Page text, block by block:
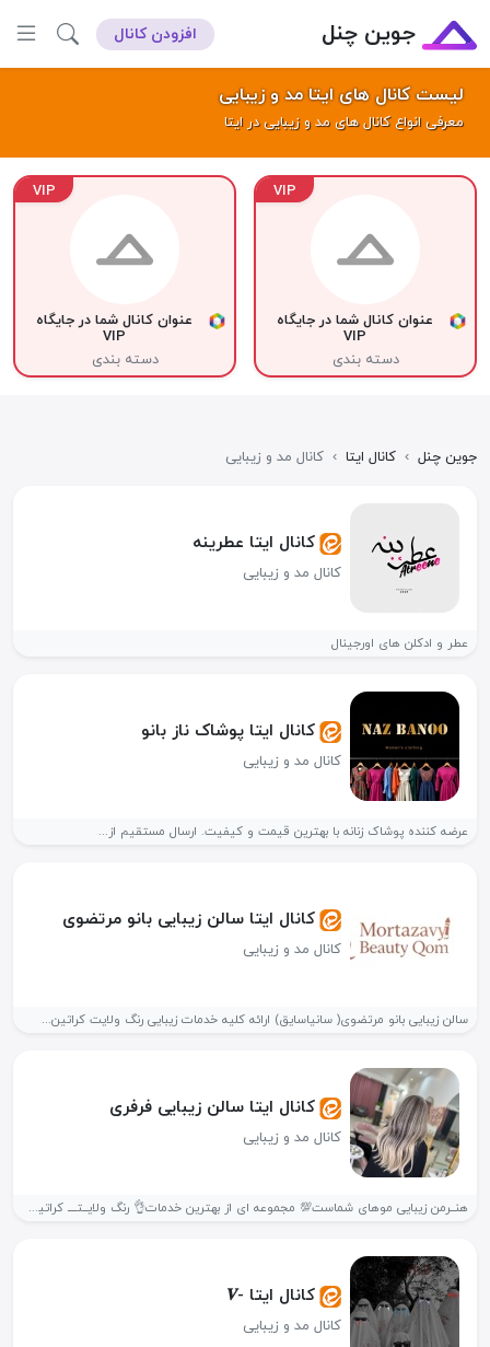
جوین چنل افزودن کانال
لیست کانال های ایتا مد و زیبایی
معرفی انواع کانال های مد و زیبایی در ایتا
VIP
عنوان کانال شما در جایگاه
VIP
دسته بندی
VIP
عنوان کانال شما در جایگاه
VIP
دسته بندی
جوین چنل › کانال ایتا › کانال مد و زیبایی
کانال ایتا عطرینه
کانال مد و زیبایی
عطر و ادکلن های اورجینال
کانال ایتا پوشاک ناز بانو
کانال مد و زیبایی
عرضه کننده پوشاک زنانه با بهترین قیمت و کیفیت. ارسال مستقیم از...
کانال ایتا سالن زیبایی بانو مرتضوی
کانال مد و زیبایی
سالن زیبایی بانو مرتضوی( سانیاسایق) ارائه کلیه خدمات زیبایی رنگ ولایت کراتین...
کانال ایتا سالن زیبایی فرفری
کانال مد و زیبایی
هنــرمن زیبایی موهای شماست💯 مجموعه ای از بهترین خدمات👌 رنگ ولایــتــــ کراتین...
کانال ایتا -𝑽
کانال مد و زیبایی